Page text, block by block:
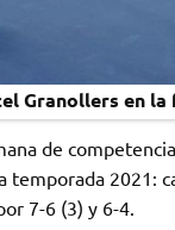
Granollers en
de
2021:
7-6 (3) y 6-4.